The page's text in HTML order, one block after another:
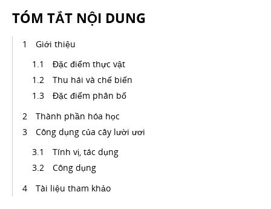
TÓM TẮT NỘI DUNG
Giới thiệu
Đặc điểm thực vật
Thu hái và chế biến
Đặc điểm phân bố
Thành phần hóa học
Công dụng của cây lười ươi
Tính vị, tác dụng
Công dụng
Tài liệu tham khảo